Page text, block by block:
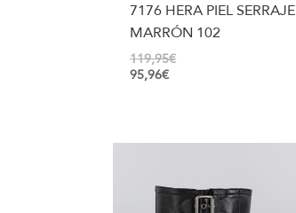
7176 HERA PIEL SERRAJE
MARRÓN 102
119,95€
95,96€